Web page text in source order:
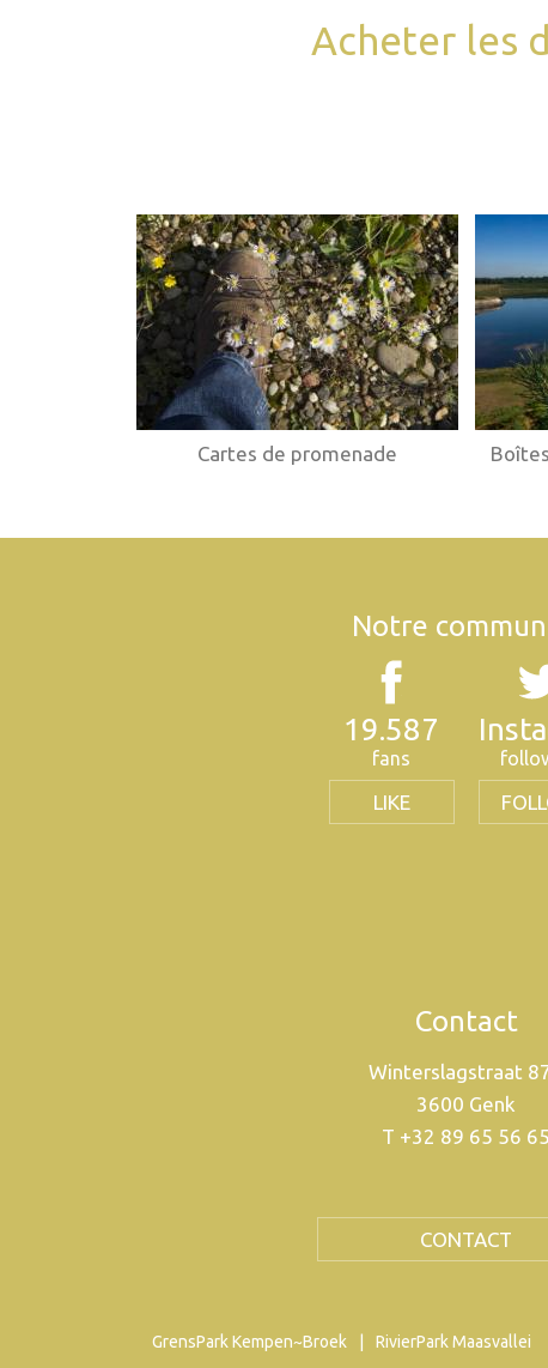
Acheter les
Cartes de promenade
Notre
19.587
fans
LIKE
Contact
Winterslagstraat
3600 Genk
T +32 89 65 56 65
CONTACT
GrensPark Kempen~Broek RivierPark Maasvallei